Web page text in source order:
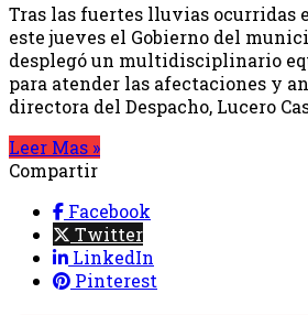
Tras las fuertes lluvias ocurridas
este jueves el Gobierno del
desplegó un multidisciplinario
para atender las afectaciones y
directora del Despacho, Lucero
Leer Mas »
Compartir
Facebook
Twitter
LinkedIn
Pinterest